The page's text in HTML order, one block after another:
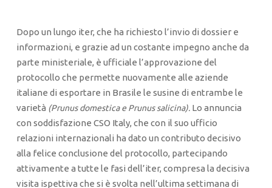
Dopo un lungo iter, che ha richiesto l’invio di dossier e
informazioni, e grazie ad un costante impegno anche da
parte ministeriale, è ufficiale l’approvazione del
protocollo che permette nuovamente alle aziende
italiane di esportare in Brasile le susine di entrambe le
varietà (Prunus domestica e Prunus salicina). Lo annuncia
con soddisfazione CSO Italy, che con il suo ufficio
relazioni internazionali ha dato un contributo decisivo
alla felice conclusione del protocollo, partecipando
attivamente a tutte le fasi dell’iter, compresa la decisiva
visita ispettiva che si è svolta nell’ultima settimana di